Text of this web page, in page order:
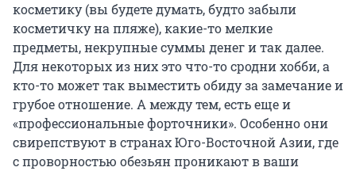
косметику (вы будете думать, будто забыли
косметичку на пляже), какие-то мелкие
предметы, некрупные суммы денег и так далее.
Для некоторых из них это что-то сродни хобби, а
кто-то может так выместить обиду за замечание и
грубое отношение. А между тем, есть еще и
«профессиональные форточники». Особенно они
свирепствуют в странах Юго-Восточной Азии, где
с проворностью обезьян проникают в ваши